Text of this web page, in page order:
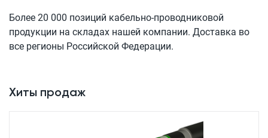
Более 20 000 позиций кабельно-проводниковой
продукции на складах нашей компании. Доставка во
все регионы Российской Федерации.
Хиты продаж